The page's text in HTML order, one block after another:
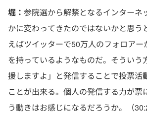
堀： 参院選から解禁となるインターネ
かに変わってきたのではないかと思う
えばツイッターで50万人のフォロア
を持っているようなものだ。そういう
援しますよ」と発信することで投票活
ことが出来る。個人の発信する力が票
う動きはお感じになるだろうか。（